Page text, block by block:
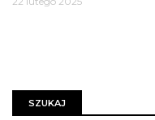
SZUKAJ